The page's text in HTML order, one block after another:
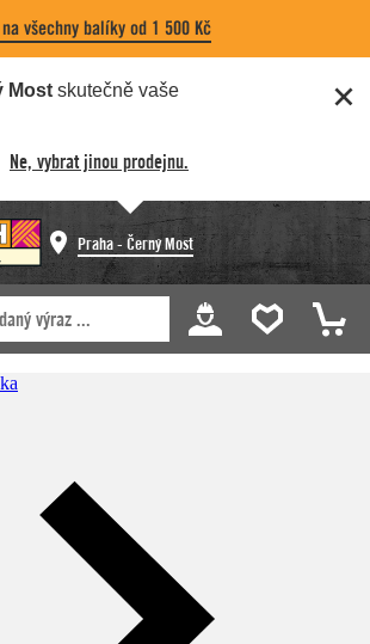
všechny balíky od 1 500 Kč
Most skutečně vaše
Ne, vybrat jinou prodejnu.
Praha - Černý Most